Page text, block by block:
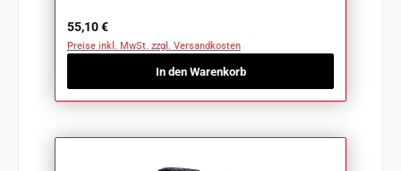
Regulärer Preis:
55,10 €
Preise inkl. MwSt. zzgl. Versandkosten
In den Warenkorb